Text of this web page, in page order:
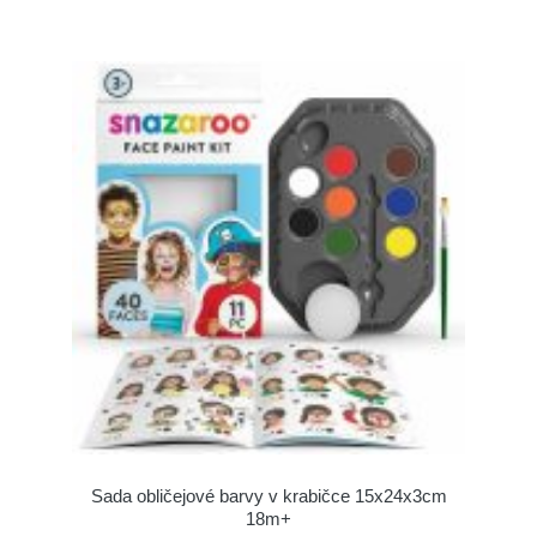
Sada obličejové barvy v krabičce 15x24x3cm
18m+